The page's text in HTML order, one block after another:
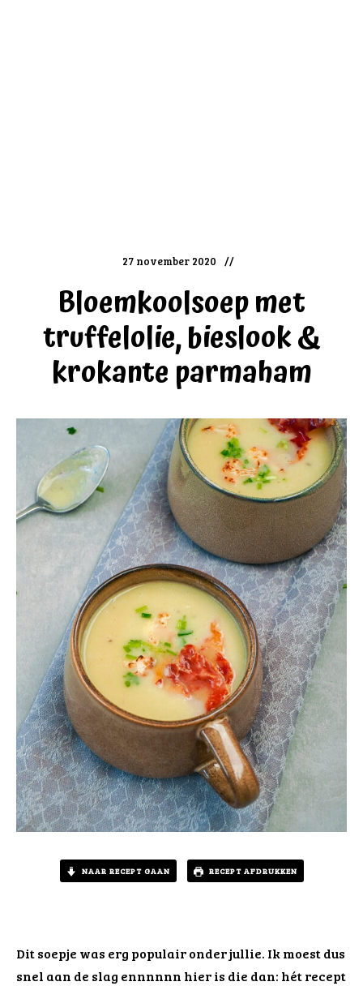
27 november 2020
Bloemkoolsoep met
truffelolie, bieslook &
krokante parmaham
NAAR RECEPT GAAN RECEPT AFDRUKKEN
Dit soepje was erg populair onder jullie. Ik moest dus
snel aan de slag ennnnnn hier is die dan: hét recept